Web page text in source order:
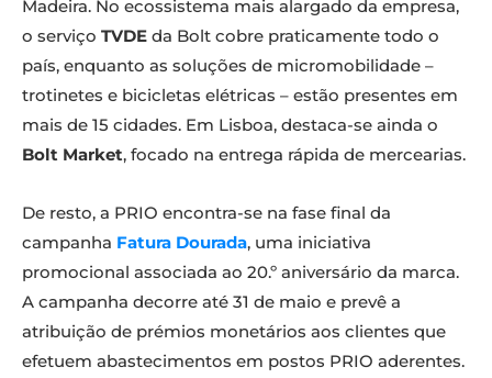
Madeira. No ecossistema mais alargado da empresa,
o serviço TVDE da Bolt cobre praticamente todo o
país, enquanto as soluções de micromobilidade –
trotinetes e bicicletas elétricas – estão presentes em
mais de 15 cidades. Em Lisboa, destaca-se ainda o
Bolt Market, focado na entrega rápida de mercearias.
De resto, a PRIO encontra-se na fase final da
campanha Fatura Dourada, uma iniciativa
promocional associada ao 20.º aniversário da marca.
A campanha decorre até 31 de maio e prevê a
atribuição de prémios monetários aos clientes que
efetuem abastecimentos em postos PRIO aderentes.